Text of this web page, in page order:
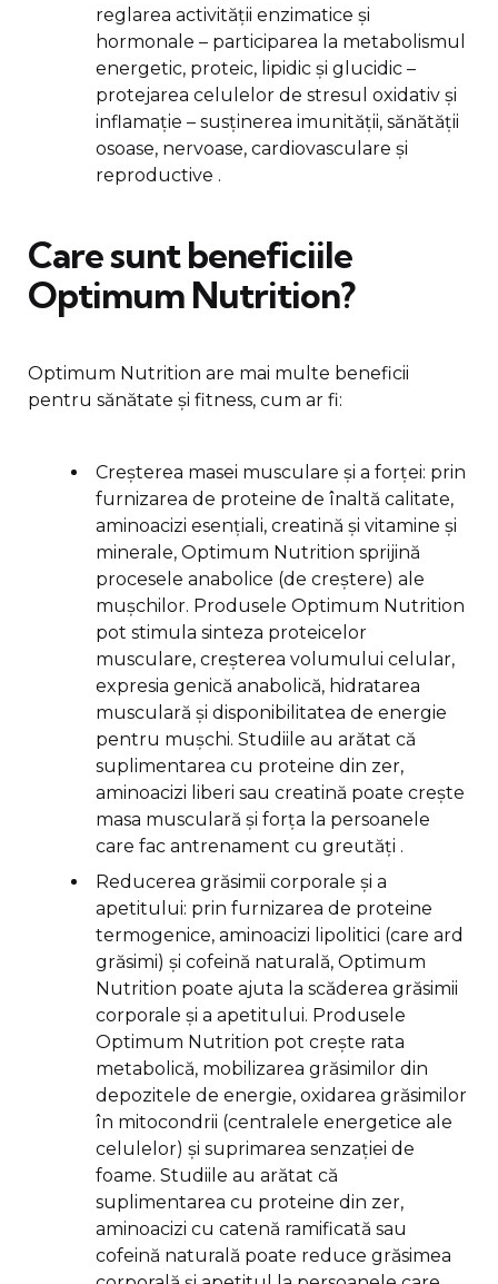
reglarea activității enzimatice și
hormonale – participarea la metabolismul
energetic, proteic, lipidic și glucidic –
protejarea celulelor de stresul oxidativ și
inflamație – susținerea imunității, sănătății
osoase, nervoase, cardiovasculare și
reproductive .
Care sunt beneficiile
Optimum Nutrition?
Optimum Nutrition are mai multe beneficii
pentru sănătate și fitness, cum ar fi:
Creșterea masei musculare și a forței: prin
furnizarea de proteine de înaltă calitate,
aminoacizi esențiali, creatină și vitamine și
minerale, Optimum Nutrition sprijină
procesele anabolice (de creștere) ale
mușchilor. Produsele Optimum Nutrition
pot stimula sinteza proteicelor
musculare, creșterea volumului celular,
expresia genică anabolică, hidratarea
musculară și disponibilitatea de energie
pentru mușchi. Studiile au arătat că
suplimentarea cu proteine din zer,
aminoacizi liberi sau creatină poate crește
masa musculară și forța la persoanele
care fac antrenament cu greutăți .
Reducerea grăsimii corporale și a
apetitului: prin furnizarea de proteine
termogenice, aminoacizi lipolitici (care ard
grăsimi) și cofeină naturală, Optimum
Nutrition poate ajuta la scăderea grăsimii
corporale și a apetitului. Produsele
Optimum Nutrition pot crește rata
metabolică, mobilizarea grăsimilor din
depozitele de energie, oxidarea grăsimilor
în mitocondrii (centralele energetice ale
celulelor) și suprimarea senzației de
foame. Studiile au arătat că
suplimentarea cu proteine din zer,
aminoacizi cu catenă ramificată sau
cofeină naturală poate reduce grăsimea